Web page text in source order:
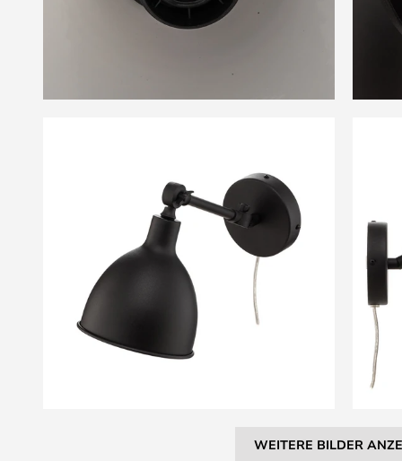
WEITERE BILDER